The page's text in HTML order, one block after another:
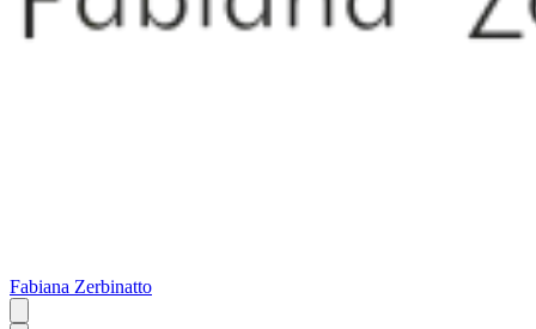
Fabiana Zerbinatto